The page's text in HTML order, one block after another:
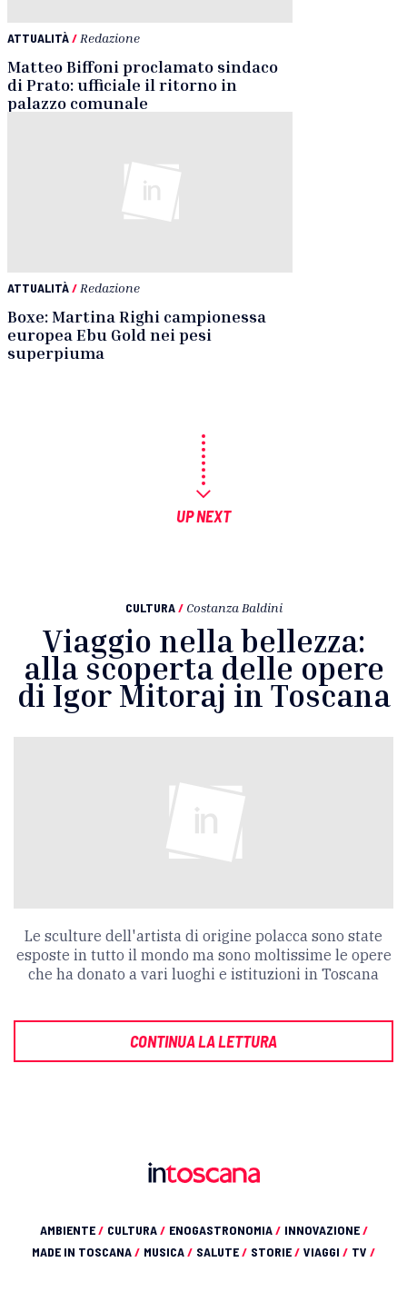
ATTUALITÀ/Redazione
Matteo Biffoni proclamato sindaco
di Prato: ufficiale il ritorno in
palazzo comunale
ATTUALITÀ/ Redazione
Boxe: Martina Righi campionessa
europea Ebu Gold nei pesi
superpiuma
UP NEXT
CULTURA / Costanza Baldini
Viaggio nella bellezza:
alla scoperta delle opere
di Igor Mitoraj in Toscana
Le sculture dell'artista di origine polacca sono state
esposte in tutto il mondo ma sono moltissime le opere
che ha donato a vari luoghi e istituzioni in Toscana
CONTINUA LA LETTURA
AMBIENTE/ CULTURA/ ENOGASTRONOMIA/ INNOVAZIONE/
MADE IN TOSCANA/ MUSICA/ SALUTE/ STORIE/ VIAGGI / TV /